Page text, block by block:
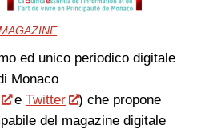
ed unico periodico digitale
Monaco
eTwitter
) che propone
del magazine digitale